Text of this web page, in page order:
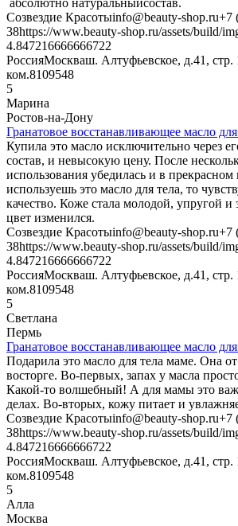
Созвездие Красотыinfo@beauty-shop.ru+7
38https://www.beauty-shop.ru/assets/build/
4.847216666666722
РоссияМоскваш. Алтуфьевское, д.41, стр.
ком.8109548
5
Марина
Ростов-на-Дону
Гранатовое восстанавливающее масло для
Купила это масло исключительно через
состав, и невысокую цену. После
использования убедилась и в прекрасном
используешь это масло для тела, то
качество. Коже стала молодой, упругой и
цвет изменился.
Созвездие Красотыinfo@beauty-shop.ru+7
38https://www.beauty-shop.ru/assets/build/
4.847216666666722
РоссияМоскваш. Алтуфьевское, д.41, стр.
ком.8109548
5
Светлана
Пермь
Гранатовое восстанавливающее масло для
Подарила это масло для тела маме. Она
восторге. Во-первых, запах у масла
Какой-то волшебный! А для мамы это
делах. Во-вторых, кожу питает и
Созвездие Красотыinfo@beauty-shop.ru+7
38https://www.beauty-shop.ru/assets/build/
4.847216666666722
РоссияМоскваш. Алтуфьевское, д.41, стр.
ком.8109548
5
Алла
Москва